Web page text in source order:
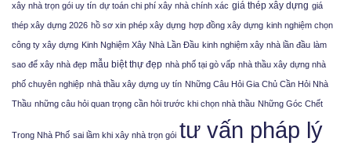
xây nhà trọn gói uy tín dự toán chi phí xây nhà chính xác giá thép xây dựng giá
thép xây dựng 2026 hồ sơ xin phép xây dựng hợp đồng xây dựng kinh nghiệm chọn
công ty xây dựng Kinh Nghiệm Xây Nhà Lần Đầu kinh nghiệm xây nhà lần đầu làm
sao để xây nhà đẹp mẫu biệt thự đẹp nhà phố tại gò vấp nhà thầu xây dựng nhà
phố chuyên nghiệp nhà thầu xây dựng uy tín Những Câu Hỏi Gia Chủ Cần Hỏi Nhà
Thầu những câu hỏi quan trọng cần hỏi trước khi chọn nhà thầu Những Góc Chết
Trong Nhà Phố sai lầm khi xây nhà trọn gói tư vấn pháp lý